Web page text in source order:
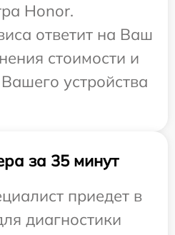
Honor.
ответит на Ваш
стоимости и
устройства
за 35 минут
приедет в
диагностики